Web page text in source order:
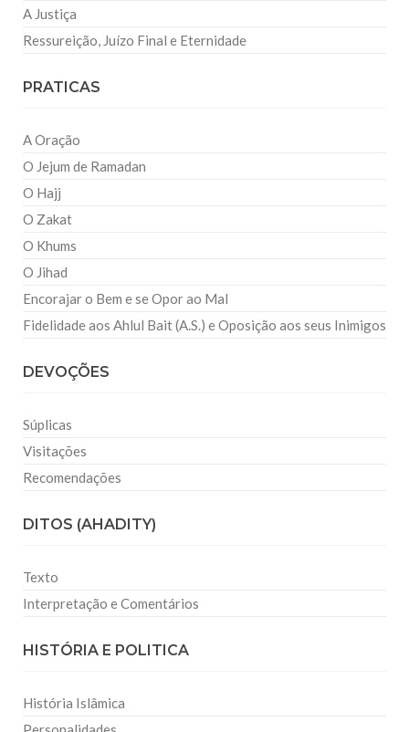
A Justiça
Ressureição, Juízo Final e Eternidade
PRATICAS
A Oração
O Jejum de Ramadan
O Hajj
O Zakat
O Khums
O Jihad
Encorajar o Bem e se Opor ao Mal
Fidelidade aos Ahlul Bait (A.S.) e Oposição aos seus Inimigos
DEVOÇÕES
Súplicas
Visitações
Recomendações
DITOS (AHADITY)
Texto
Interpretação e Comentários
HISTÓRIA E POLITICA
História Islâmica